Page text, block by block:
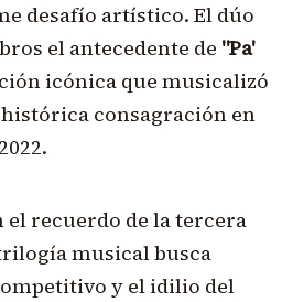
desafío artístico. El dúo
el antecedente de "Pa'
icónica que musicalizó
consagración en
el recuerdo de la tercera
musical busca
y el idilio del